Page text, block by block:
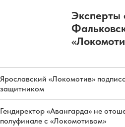
Эксперты
Ярославский «Локомотив»
защитником
Гендиректор «Авангарда» не
полуфинале с «Локомотивом»